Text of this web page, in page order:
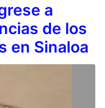
a
de los
en Sinaloa